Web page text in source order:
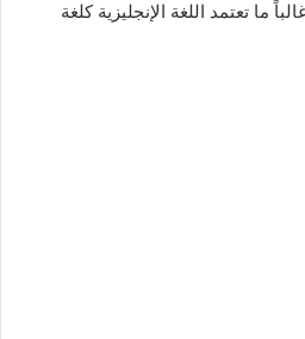
ما تعتمد اللغة الإنجليزية كلغة